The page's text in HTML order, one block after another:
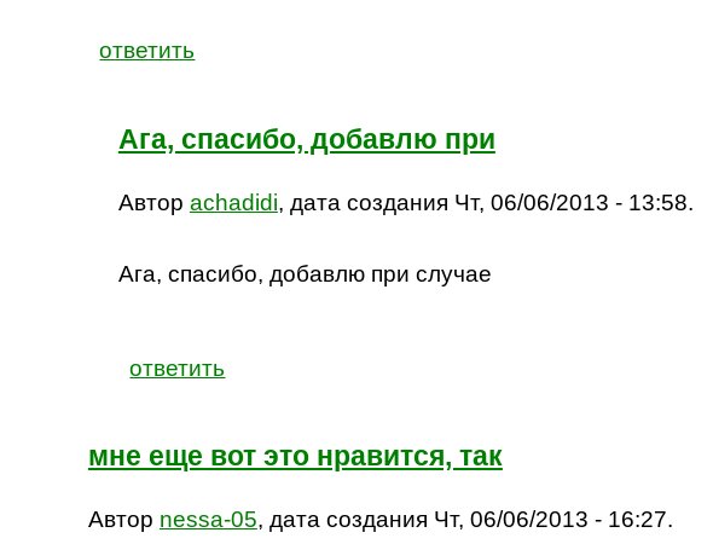
ответить
Ага, спасибо, добавлю при
Автор achadidi, дата создания Чт, 06/06/2013 - 13:58.
Ага, спасибо, добавлю при случае
ответить
мне еще вот это нравится, так
Автор nessa-05, дата создания Чт, 06/06/2013 - 16:27.